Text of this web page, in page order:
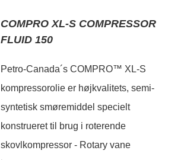
COMPRO XL-S COMPRESSOR
FLUID 150
Petro-Canada´s COMPRO™ XL-S
kompressorolie er højkvalitets, semi-
syntetisk smøremiddel specielt
konstrueret til brug i roterende
skovlkompressor - Rotary vane